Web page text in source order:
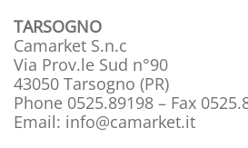
TARSOGNO
Camarket S.n.c
Via Prov.le Sud n°90
43050 Tarsogno (PR)
Phone 0525.89198 – Fax
Email: info@camarket.it